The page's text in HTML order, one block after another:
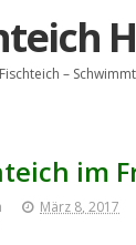
–
im
März 8, 2017